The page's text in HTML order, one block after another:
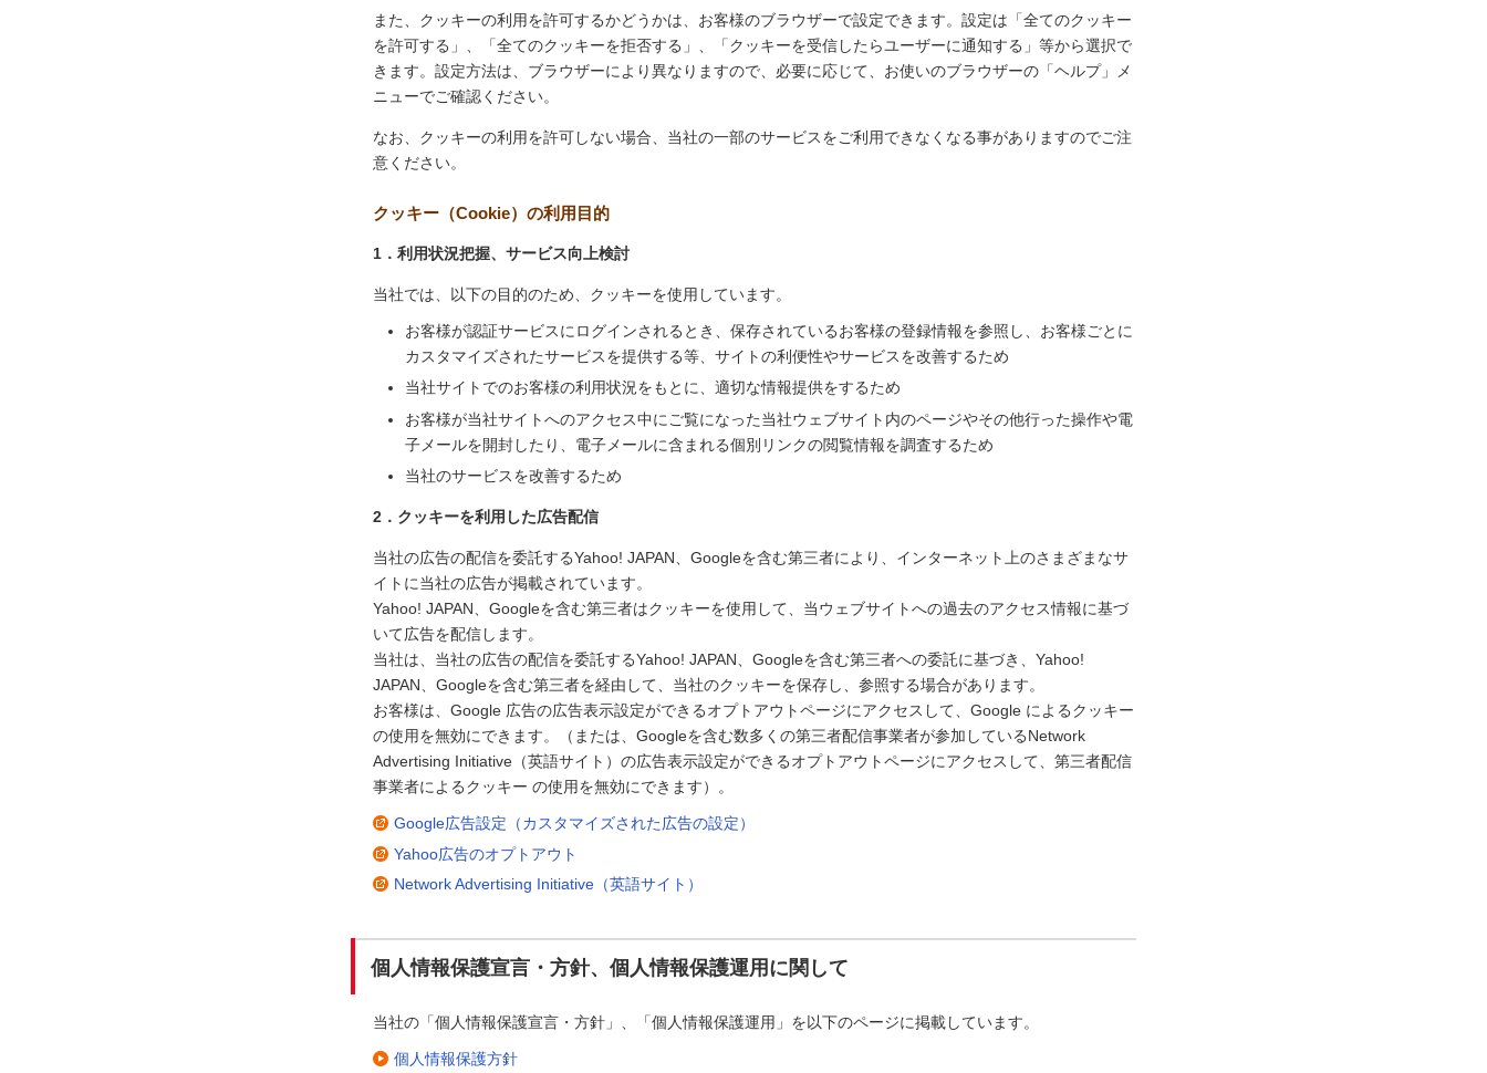
また、クッキーの利用を許可するかどうかは、お客様のブラウザーで設定できます。設定は「全てのクッキー
を許可する」、「全てのクッキーを拒否する」、「クッキーを受信したらユーザーに通知する」等から選択で
きます。設定方法は、ブラウザーにより異なりますので、必要に応じて、お使いのブラウザーの「ヘルプ」メ
ニューでご確認ください。
なお、クッキーの利用を許可しない場合、当社の一部のサービスをご利用できなくなる事がありますのでご注
意ください。
クッキー（Cookie）の利用目的
1．利用状況把握、サービス向上検討
当社では、以下の目的のため、クッキーを使用しています。
お客様が認証サービスにログインされるとき、保存されているお客様の登録情報を参照し、お客様ごとに
カスタマイズされたサービスを提供する等、サイトの利便性やサービスを改善するため
当社サイトでのお客様の利用状況をもとに、適切な情報提供をするため
お客様が当社サイトへのアクセス中にご覧になった当社ウェブサイト内のページやその他行った操作や電
子メールを開封したり、電子メールに含まれる個別リンクの閲覧情報を調査するため
当社のサービスを改善するため
2．クッキーを利用した広告配信
当社の広告の配信を委託するYahoo! JAPAN、Googleを含む第三者により、インターネット上のさまざまなサ
イトに当社の広告が掲載されています。
Yahoo! JAPAN、Googleを含む第三者はクッキーを使用して、当ウェブサイトへの過去のアクセス情報に基づ
いて広告を配信します。
当社は、当社の広告の配信を委託するYahoo! JAPAN、Googleを含む第三者への委託に基づき、Yahoo!
JAPAN、Googleを含む第三者を経由して、当社のクッキーを保存し、参照する場合があります。
お客様は、Google 広告の広告表示設定ができるオプトアウトページにアクセスして、Google によるクッキー
の使用を無効にできます。（または、Googleを含む数多くの第三者配信事業者が参加しているNetwork
Advertising Initiative（英語サイト）の広告表示設定ができるオプトアウトページにアクセスして、第三者配信
事業者によるクッキー の使用を無効にできます）。
Google広告設定（カスタマイズされた広告の設定）
Yahoo広告のオプトアウト
Network Advertising Initiative（英語サイト）
個人情報保護宣言・方針、個人情報保護運用に関して
当社の「個人情報保護宣言・方針」、「個人情報保護運用」を以下のページに掲載しています。
個人情報保護方針